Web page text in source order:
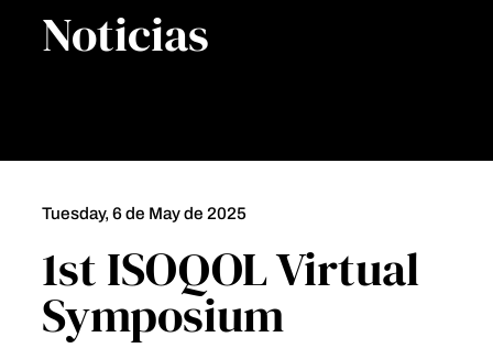
Noticias
Tuesday, 6 de May de 2025
1st ISOQOL Virtual
Symposium